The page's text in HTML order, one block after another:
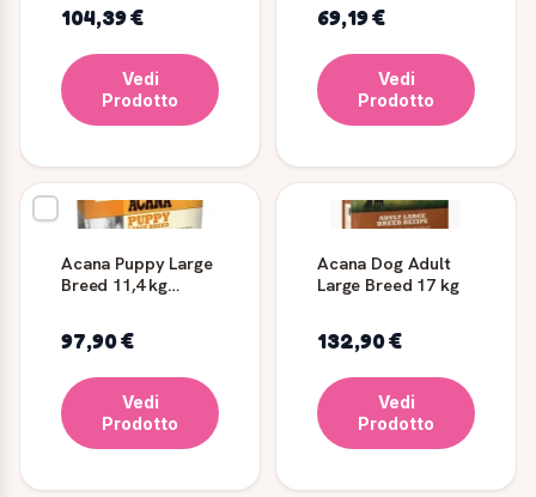
104,39 €
Vedi
Prodotto
69,19 €
Vedi
Prodotto
Acana Puppy Large
Breed 11,4 kg
97,90 €
Vedi
Prodotto
Acana Dog Adult
Large Breed 17 kg
132,90 €
Vedi
Prodotto